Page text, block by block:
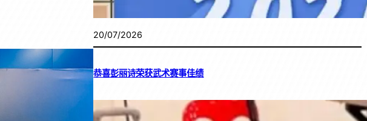
20/07/2026
恭喜彭丽诗荣获武术赛事佳绩